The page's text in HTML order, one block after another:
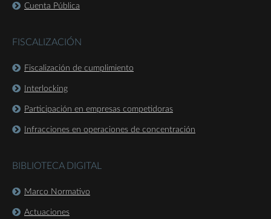
Cuenta Pública
FISCALIZACIÓN
Fiscalización de cumplimiento
Interlocking
Participación en empresas competidoras
Infracciones en operaciones de concentración
BIBLIOTECA DIGITAL
Marco Normativo
Actuaciones